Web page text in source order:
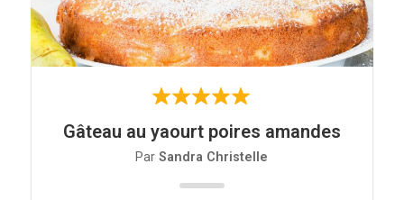
Gâteau au yaourt poires amandes
ParSandra Christelle